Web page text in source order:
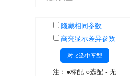
隐藏相同参数
高亮显示差异参数
对比选中车型
注：●标配 ○选配 - 无